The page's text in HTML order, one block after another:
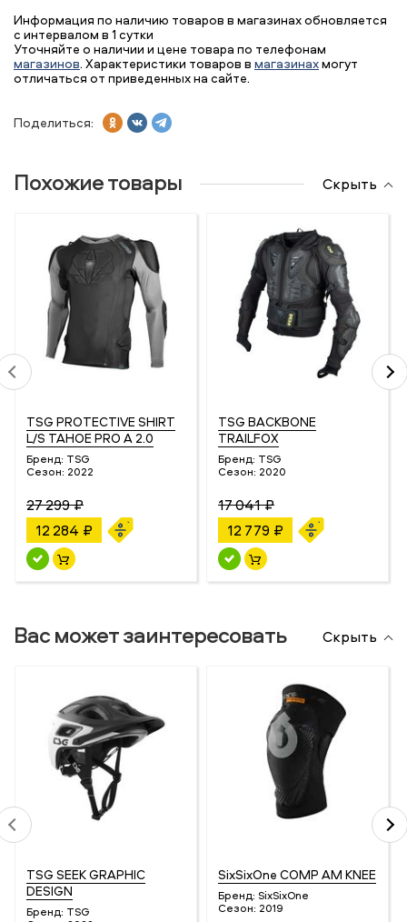
Информация по наличию товаров в магазинах обновляется
с интервалом в 1 сутки
Уточняйте о наличии и цене товара по телефонам
магазинов. Характеристики товаров в магазинахмогут
отличаться от приведенных на сайте.
Поделиться:
Похожие товары Скрыть
TSG PROTECTIVE SHIRT
L/S TAHOE PRO A 2.0
Бренд: TSG
Сезон: 2022
27 299 ₽
12 284 ₽
TSG BACKBONE
TRAILFOX
Бренд: TSG
Сезон: 2020
17 041 ₽
12 779 ₽
Вас может заинтересовать Скрыть
TSG SEEK GRAPHIC
DESIGN
Бренд: TSG
SixSixOne COMP AM KNEE
Бренд: SixSixOne
Сезон: 2019